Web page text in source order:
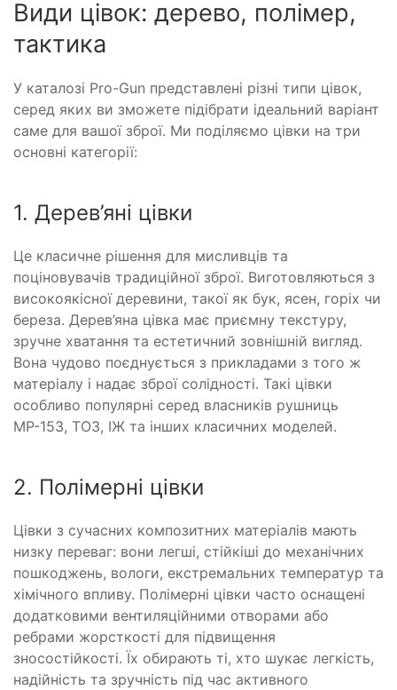
Види цівок: дерево, полімер,
тактика
У каталозі Pro-Gun представлені різні типи цівок,
серед яких ви зможете підібрати ідеальний варіант
саме для вашої зброї. Ми поділяємо цівки на три
основні категорії:
1. Дерев’яні цівки
Це класичне рішення для мисливців та
поціновувачів традиційної зброї. Виготовляються з
високоякісної деревини, такої як бук, ясен, горіх чи
береза. Дерев’яна цівка має приємну текстуру,
зручне хватання та естетичний зовнішній вигляд.
Вона чудово поєднується з прикладами з того ж
матеріалу і надає зброї солідності. Такі цівки
особливо популярні серед власників рушниць
МР-153, ТОЗ, ІЖ та інших класичних моделей.
2. Полімерні цівки
Цівки з сучасних композитних матеріалів мають
низку переваг: вони легші, стійкіші до механічних
пошкоджень, вологи, екстремальних температур та
хімічного впливу. Полімерні цівки часто оснащені
додатковими вентиляційними отворами або
ребрами жорсткості для підвищення
зносостійкості. Їх обирають ті, хто шукає легкість,
надійність та зручність під час активного